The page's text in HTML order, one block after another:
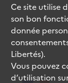
Ce site utilise
son bon
donnée
Libertés).
Vous pouvez
d’utilisation